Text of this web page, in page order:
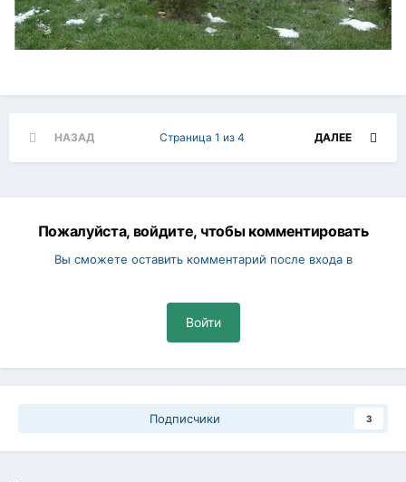
НАЗАД ДАЛЕЕ
Страница 1 из 4
Пожалуйста, войдите, чтобы комментировать
Вы сможете оставить комментарий после входа в
Войти
Подписчики 3